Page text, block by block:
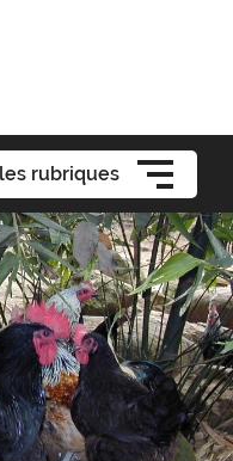
rubriques